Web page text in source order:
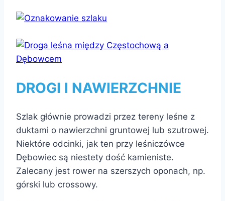
DROGI I NAWIERZCHNIE
Szlak głównie prowadzi przez tereny leśne z
duktami o nawierzchni gruntowej lub szutrowej.
Niektóre odcinki, jak ten przy leśniczówce
Dębowiec są niestety dość kamieniste.
Zalecany jest rower na szerszych oponach, np.
górski lub crossowy.